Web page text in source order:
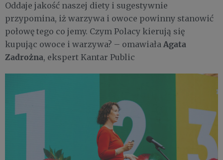
Oddaje jakość naszej diety i sugestywnie
przypomina, iż warzywa i owoce powinny stanowić
połowę tego co jemy. Czym Polacy kierują się
kupując owoce i warzywa? – omawiałaAgata
Zadrożna, ekspert Kantar Public